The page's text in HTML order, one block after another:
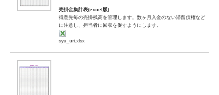
売掛金集計表(excel版)
得意先毎の売掛残高を管理します。数ヶ月入金のない滞留債権など
に注意し、担当者に回収を促すようにします。
syu_uri.xlsx